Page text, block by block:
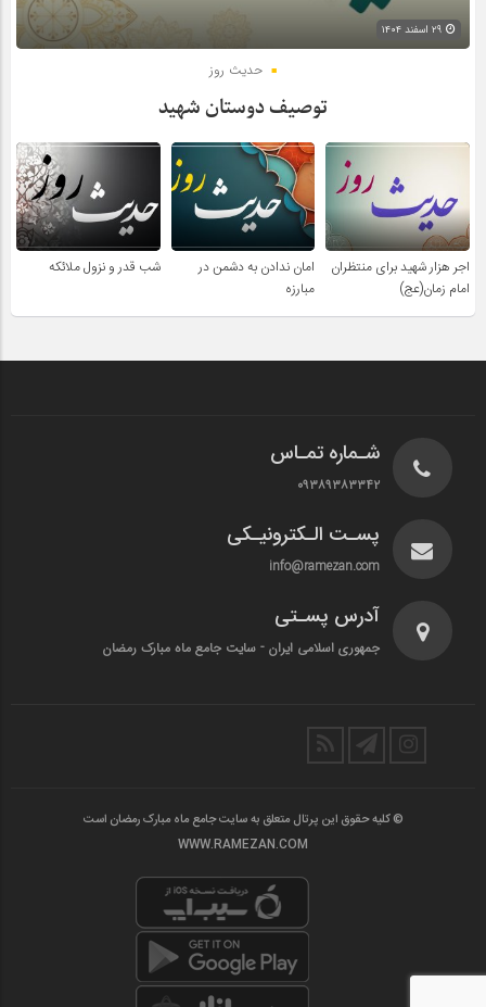
حدیث روز
توصیف دوستان شهید
اجر هزار شهید برای منتظران
امام زمان(عج)
امان ندادن به دشمن در
مبارزه
شب قدر و نزول ملائکه
شـماره تمـاس
۰۹۳۸۹۳۸۳۳۴۲
پسـت الـکترونیـکی
info@ramezan.com
آدرس پسـتی
جمهوری اسلامی ایران - سایت جامع ماه مبارک رمضان
© کلیه حقوق این پرتال متعلق به سایت جامع ماه مبارک رمضان است
WWW.RAMEZAN.COM